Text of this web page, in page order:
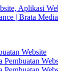
Website
Pembuatan